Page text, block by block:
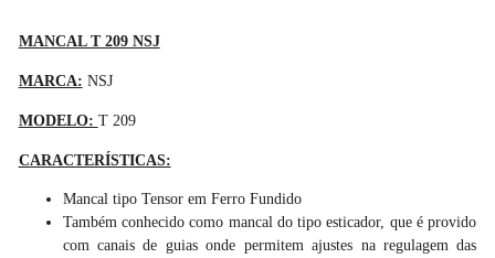
MANCAL T 209 NSJ
MARCA: NSJ
MODELO: T 209
CARACTERÍSTICAS:
Mancal tipo Tensor em Ferro Fundido
Também conhecido como mancal do tipo esticador, que é provido
com canais de guias onde permitem ajustes na regulagem das